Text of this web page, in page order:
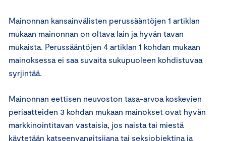
Mainonnan kansainvälisten perussääntöjen 1 artiklan
mukaan mainonnan on oltava lain ja hyvän tavan
mukaista. Perussääntöjen 4 artiklan 1 kohdan mukaan
mainoksessa ei saa suvaita sukupuoleen kohdistuvaa
syrjintää.
Mainonnan eettisen neuvoston tasa-arvoa koskevien
periaatteiden 3 kohdan mukaan mainokset ovat hyvän
markkinointitavan vastaisia, jos naista tai miestä
käytetään katseenvangitsijana tai seksiobjektina ja